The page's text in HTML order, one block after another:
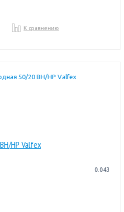
К сравнению
НР Valfex
0.043